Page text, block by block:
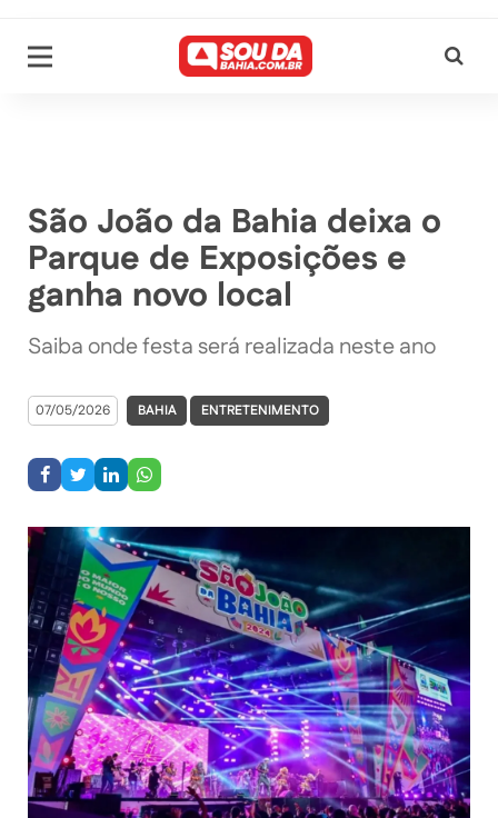
São João da Bahia deixa o
Parque de Exposições e
ganha novo local
Saiba onde festa será realizada neste ano
07/05/2026 BAHIA ENTRETENIMENTO